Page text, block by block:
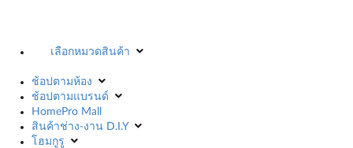
เลือกหมวดสินค้า
ช้อปตามห้อง
ช้อปตามแบรนด์
HomePro Mall
สินค้าช่าง-งาน D.I.Y
โฮมกูรู